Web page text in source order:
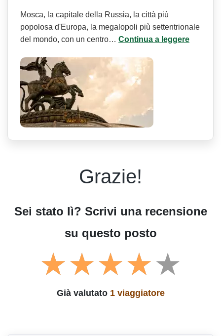
Mosca, la capitale della Russia, la città più
popolosa d'Europa, la megalopoli più settentrionale
del mondo, con un centro… Continua a leggere
Grazie!
Sei stato lì? Scrivi una recensione
su questo posto
Già valutato 1 viaggiatore